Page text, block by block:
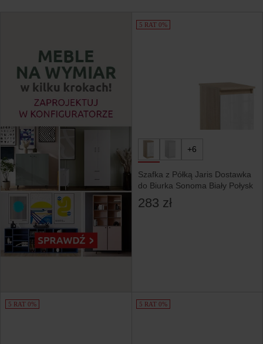
5 RAT 0%
+6
Szafka z Półką Jaris Dostawka
do Biurka Sonoma Biały Połysk
283 zł
5 RAT 0% 5 RAT 0%